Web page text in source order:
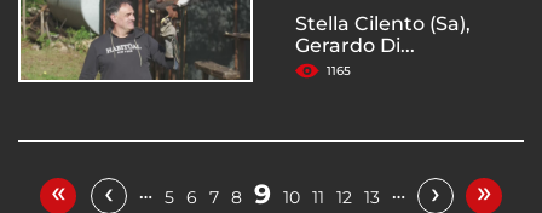
Stella Cilento (Sa),
Gerardo Di...
1165
« ‹ … 5 6 7 8 9 10 11 12 13 … › »